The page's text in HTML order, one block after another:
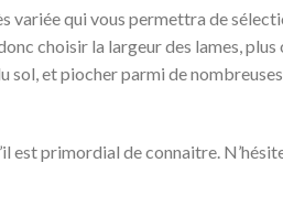
variée qui vous permettra de
choisir la largeur des lames, plus
sol, et piocher parmi de
est primordial de connaitre.